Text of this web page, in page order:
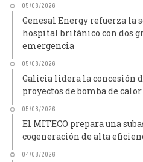
05/08/2026
Genesal Energy refuerza la
hospital británico con dos
emergencia
05/08/2026
Galicia lidera la concesión
proyectos de bomba de
05/08/2026
El MITECO prepara una
cogeneración de alta
04/08/2026